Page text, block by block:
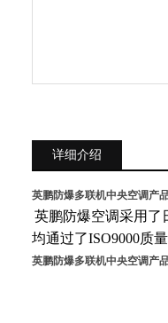
详细介绍
英鹏防爆多联机中央空调产
英鹏防爆空调采用了
均通过了ISO9000质
英鹏防爆多联机中央空调产